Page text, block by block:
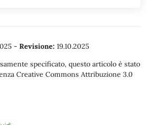
- Revisione: 19.10.2025
specificato, questo articolo è stato
Creative Commons Attribuzione 3.0